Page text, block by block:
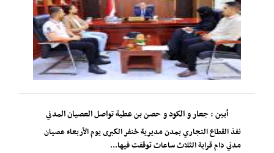
أبين : جعار و الكود و حصن بن عطية تواصل العصيان المدني
نفذ القطاع التجاري بمدن مديرية خنفر الكبرى يوم الأربعاء عصيان
مدني دام قرابة الثلاث ساعات توقفت فيها...